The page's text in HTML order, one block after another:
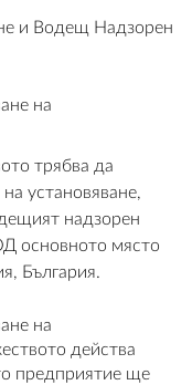
и Водещ Надзорен
на
трябва да
установяване,
надзорен
основното място
България.
на
действа
предприятие ще